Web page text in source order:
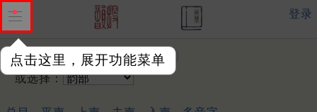
点击这里，展开功能菜单
登录
输入韵字：
或选择：